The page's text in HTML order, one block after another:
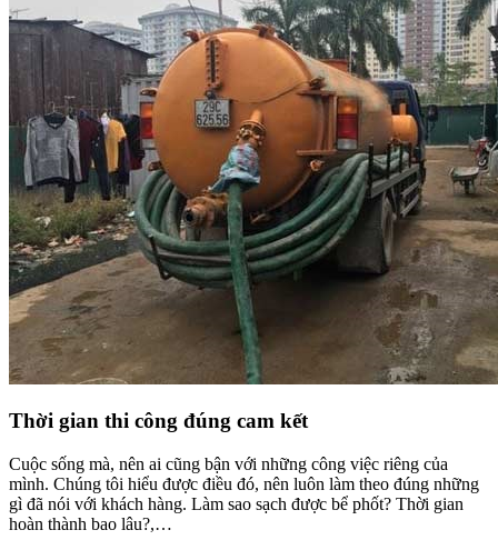
Thời gian thi công đúng cam kết
Cuộc sống mà, nên ai cũng bận với những công việc riêng của
mình. Chúng tôi hiểu được điều đó, nên luôn làm theo đúng những
gì đã nói với khách hàng. Làm sao sạch được bể phốt? Thời gian
hoàn thành bao lâu?,…